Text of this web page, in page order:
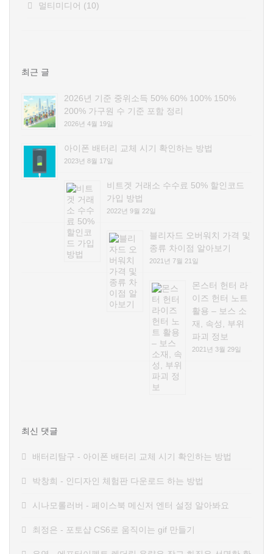
멀티미디어 (10)
최근 글
2026년 기준 중위소득 50% 60% 100% 150%
200% 가구원 수 기준 포함 정리
2026년 4월 19일
아이폰 배터리 교체 시기 확인하는 방법
2023년 8월 17일
비트겟 거래소 수수료 50% 할인코드
가입 방법
2022년 9월 22일
블리자드 오버워치 가격 및
종류 차이점 알아보기
2021년 7월 21일
몬스터 헌터 라
이즈 헌터 노트
활용 – 보스 소
재, 속성, 부위
파괴 정보
2021년 3월 29일
최신 댓글
배터리탐구 - 아이폰 배터리 교체 시기 확인하는 방법
박창희 - 인디자인 체험판 다운로드 하는 방법
시나모롤러버 - 페이스북 메신저 엔터 설정 알아봐요
최정은 - 포토샵 CS6로 움직이는 gif 만들기